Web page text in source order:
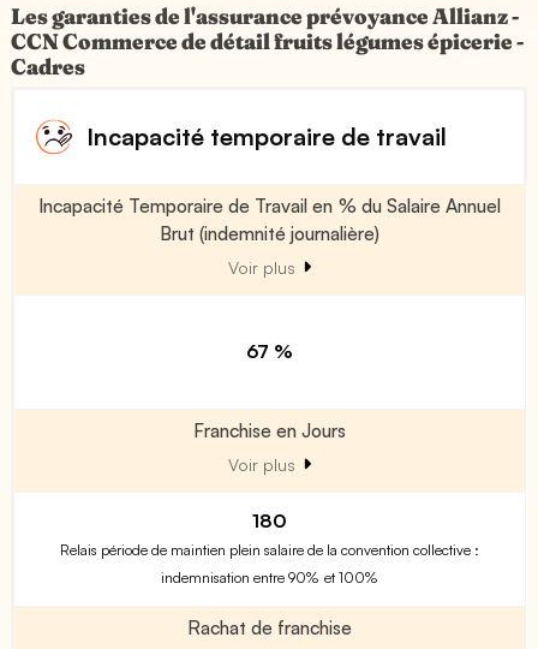
Les garanties de l'assurance prévoyance Allianz -
CCN Commerce de détail fruits légumes épicerie -
Cadres
Incapacité temporaire de travail
Incapacité Temporaire de Travail en % du Salaire Annuel
Brut (indemnité journalière)
Voir plus
67 %
Franchise en Jours
Voir plus
180
Relais période de maintien plein salaire de la convention collective :
indemnisation entre 90% et 100%
Rachat de franchise